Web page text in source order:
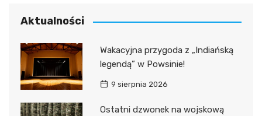
Aktualności
Wakacyjna przygoda z „Indiańską
legendą” w Powsinie!
9 sierpnia 2026
Ostatni dzwonek na wojskową